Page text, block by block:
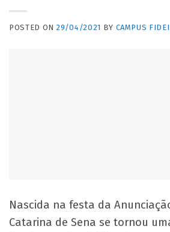
POSTED ON29/04/2021 BY CAMPUS FIDEI
Nascida na festa da
Catarina de Sena se tornou